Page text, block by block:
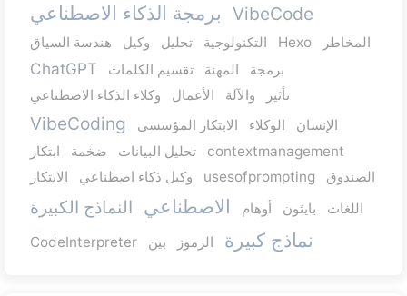
برمجة الذكاء الاصطناعي VibeCode
هندسة السياق وكيل تحليل التكنولوجية Hexo المخاطر
ChatGPT تقسيم الكلمات المهنة
برمجة
وكلاء الذكاء الاصطناعي
الأعمال والآلة تأثير
VibeCoding الابتكار المؤسسي الوكلاء
الإنسان
ابتكار
ضخمة تحليل البيانات
contextmanagement
الابتكار
وكيل ذكاء اصطناعي usesofprompting الصندوق
النماذج الكبيرة الاصطناعي أوهام بايثون
اللغات
CodeInterpreter
بين الرموز نماذج كبيرة